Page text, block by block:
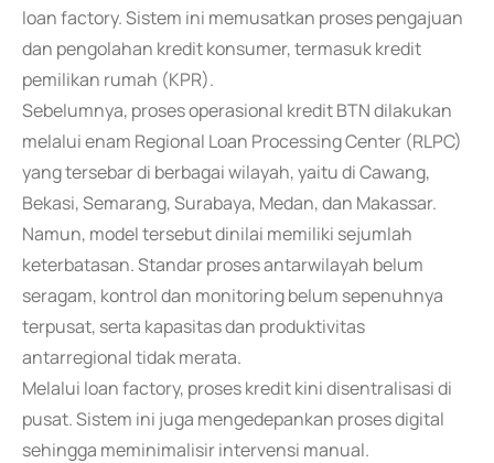
loan factory. Sistem ini memusatkan proses pengajuan
dan pengolahan kredit konsumer, termasuk kredit
pemilikan rumah (KPR).
Sebelumnya, proses operasional kredit BTN dilakukan
melalui enam Regional Loan Processing Center (RLPC)
yang tersebar di berbagai wilayah, yaitu di Cawang,
Bekasi, Semarang, Surabaya, Medan, dan Makassar.
Namun, model tersebut dinilai memiliki sejumlah
keterbatasan. Standar proses antarwilayah belum
seragam, kontrol dan monitoring belum sepenuhnya
terpusat, serta kapasitas dan produktivitas
antarregional tidak merata.
Melalui loan factory, proses kredit kini disentralisasi di
pusat. Sistem ini juga mengedepankan proses digital
sehingga meminimalisir intervensi manual.